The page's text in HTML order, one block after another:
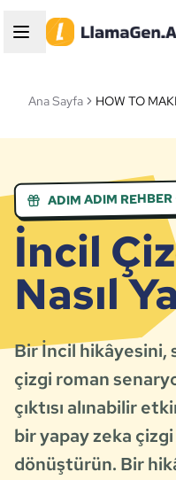
Ana Sayfa HOW TO
ADIM ADIM REHBER
İncil
Nasıl
Bir İncil hikâyesini,
çizgi roman
çıktısı alınabilir
bir yapay zeka
dönüştürün. Bir